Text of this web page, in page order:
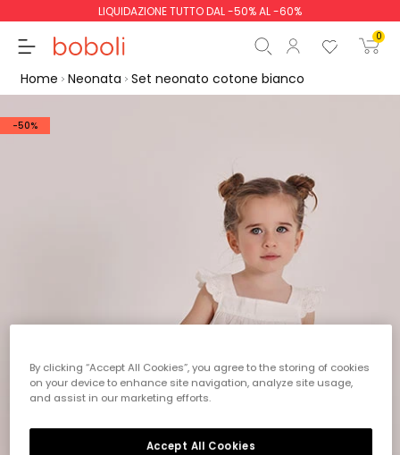
LIQUIDAZIONE TUTTO DAL -50% AL -60%
0
Inizio ordine
Home Neonata Set neonato cotone bianco
-50%
By clicking “Accept All Cookies”, you agree to the storing of cookies
on your device to enhance site navigation, analyze site usage,
and assist in our marketing efforts.
Accept All Cookies